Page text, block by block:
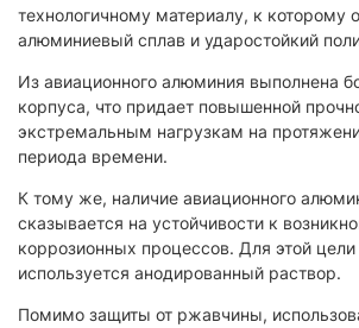
технологичному материалу, к которому
алюминиевый сплав и ударостойкий
Из авиационного алюминия выполнена
корпуса, что придает повышенной
экстремальным нагрузкам на
периода времени.
К тому же, наличие авиационного
сказывается на устойчивости к
коррозионных процессов. Для этой цели
используется анодированный раствор.
Помимо защиты от ржавчины,